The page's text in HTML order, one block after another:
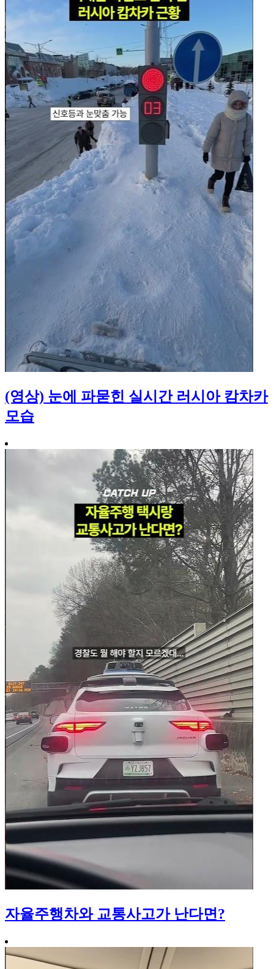
(영상) 눈에 파묻힌 실시간 러시아 캄차카
모습
자율주행차와 교통사고가 난다면?